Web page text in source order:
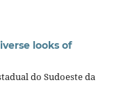
looks of
do Sudoeste da